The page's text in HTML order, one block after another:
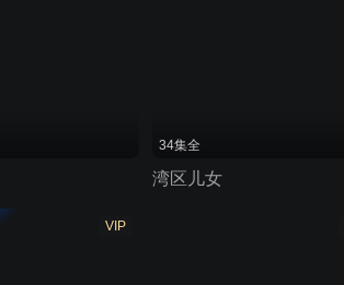
34集全
湾区儿女
VIP